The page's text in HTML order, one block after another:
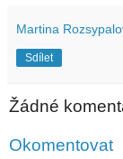
Martina
Sdílet
Žádné
Okomentovat